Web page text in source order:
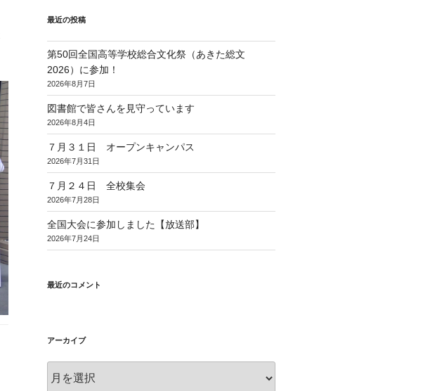
最近の投稿
第50回全国高等学校総合文化祭（あきた総文
2026）に参加！
2026年8月7日
図書館で皆さんを見守っています
2026年8月4日
７月３１日 オープンキャンパス
2026年7月31日
７月２４日 全校集会
2026年7月28日
全国大会に参加しました【放送部】
2026年7月24日
最近のコメント
アーカイブ
ー